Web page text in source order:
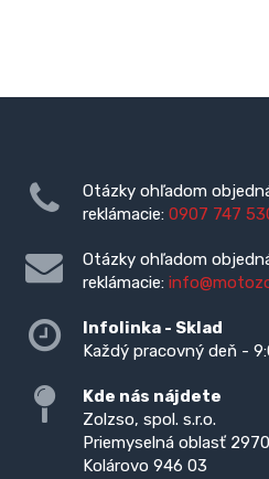
Otázky ohľadom
reklámacie: 0907 747
Otázky ohľadom
reklámacie:
Infolinka - Sklad
Každý pracovný deň -
Kde nás nájdete
Zolzso, spol. s.r.o.
Priemyselná oblasť 2970
Kolárovo 946 03